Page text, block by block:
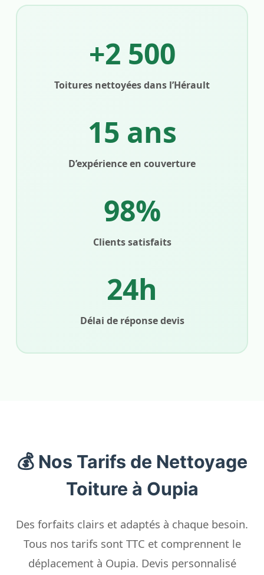
+2 500
Toitures nettoyées dans l’Hérault
15 ans
D’expérience en couverture
98%
Clients satisfaits
24h
Délai de réponse devis
💰 Nos Tarifs de Nettoyage
Toiture à Oupia
Des forfaits clairs et adaptés à chaque besoin.
Tous nos tarifs sont TTC et comprennent le
déplacement à Oupia. Devis personnalisé